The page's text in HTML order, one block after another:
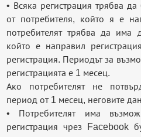
• Всяка регистрация трябва
от потребителя, който я е
потребителят трябва да има
който е направил
регистрация. Периодът за
регистрацията е 1 месец.
Ако потребителят не
период от 1 месец, неговите
• Потребителят има
регистрация чрез Facebook